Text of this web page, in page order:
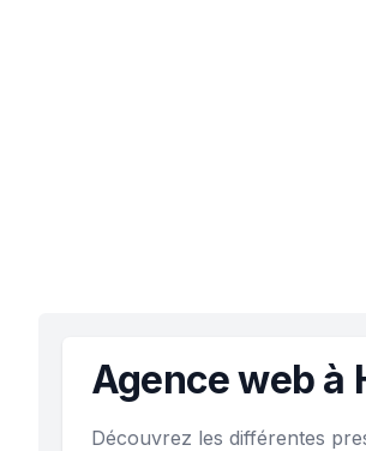
Agence web à
Découvrez les différentes